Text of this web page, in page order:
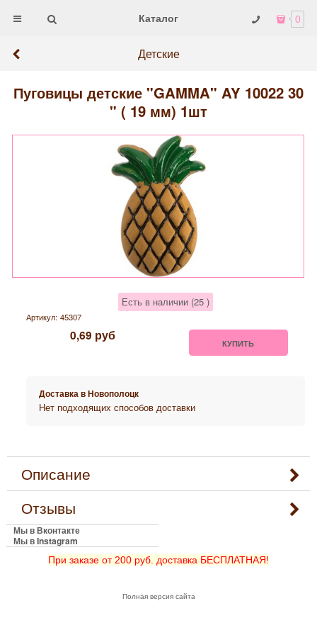
Каталог 0
Детские
Пуговицы детские "GAMMA" AY 10022 30
" ( 19 мм) 1шт
Есть в наличии (25 )
Артикул: 45307
0,69 руб КУПИТЬ
Доставка вНовополоцк
Нет подходящих способов доставки
Описание
Отзывы
Мы в Вконтакте
Мы в Instagram
При заказе от 200 руб. доставка БЕСПЛАТНАЯ!
Полная версия сайта